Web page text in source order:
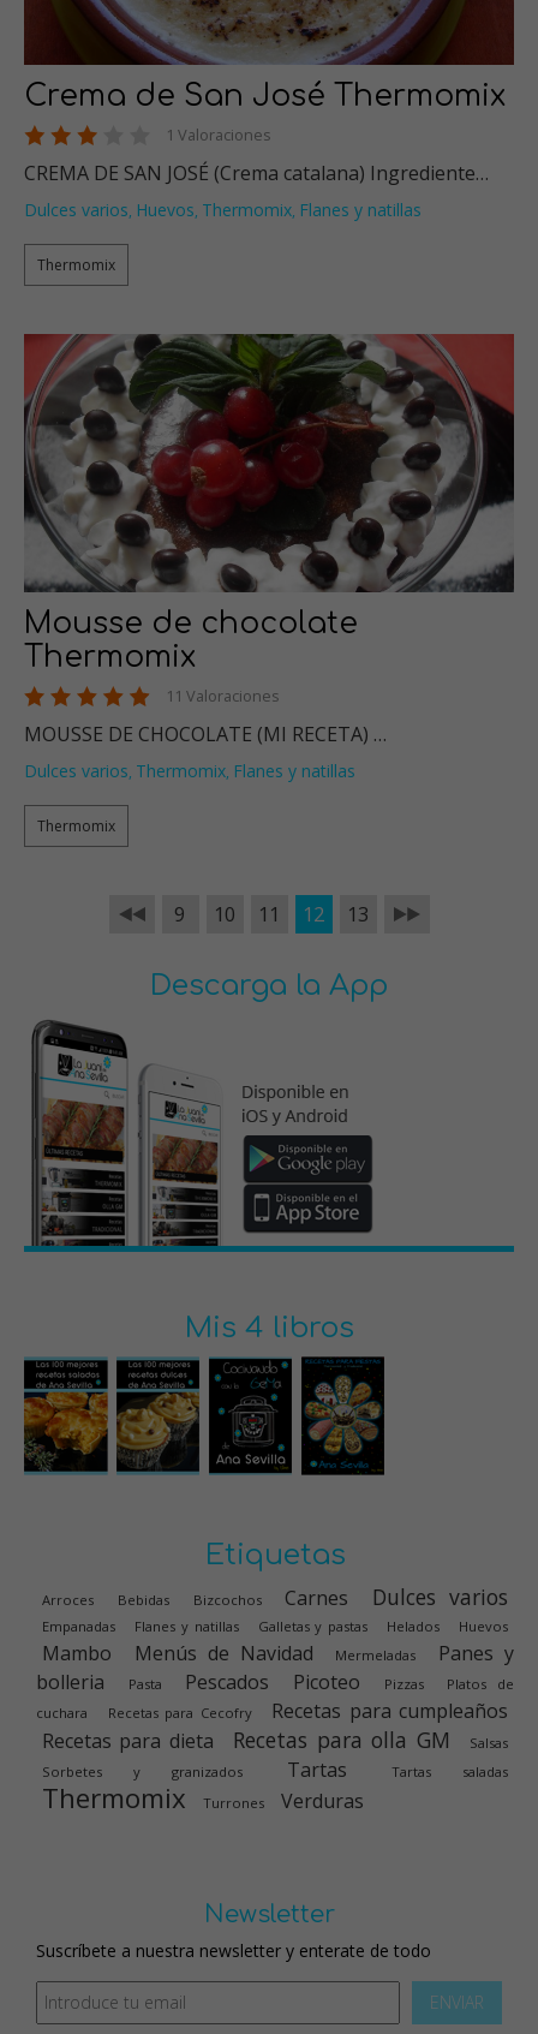
Crema de San José Thermomix
1 Valoraciones
CREMA DE SAN JOSÉ (Crema catalana) Ingrediente…
Dulces varios, Huevos, Thermomix, Flanes y natillas
Thermomix
Mousse de chocolate
Thermomix
11 Valoraciones
MOUSSE DE CHOCOLATE (MI RECETA) …
Dulces varios, Thermomix, Flanes y natillas
Thermomix
9 10 11 12 13
Descarga la App
Mis 4 libros
Etiquetas
Arroces Bebidas Bizcochos Carnes Dulces varios
Empanadas Flanes y natillas Galletas y pastas Helados Huevos
Mambo Menús de Navidad Mermeladas
Panes y
bolleria
Pasta Pescados Picoteo Pizzas
Platos de
cuchara
Recetas para Cecofry
Recetas para cumpleaños
Recetas para dieta
Recetas para olla GM
Salsas
Sorbetes y granizados
Tartas Tartas saladas
Thermomix Turrones Verduras
Newsletter
Suscríbete a nuestra newsletter y enterate de todo
ENVIAR